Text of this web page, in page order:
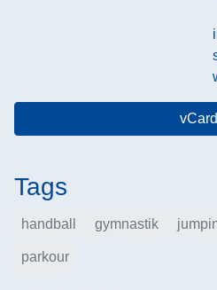
vCard
Tags
handball gymnastik
parkour